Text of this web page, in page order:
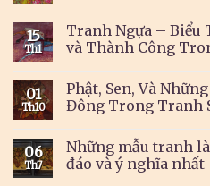
15
Th1
Tranh Ngựa – Biểu
và Thành Công
01
Th10
Phật, Sen, Và
Đông Trong Tranh
06
Th7
Những mẫu tranh
đáo và ý nghĩa nhất